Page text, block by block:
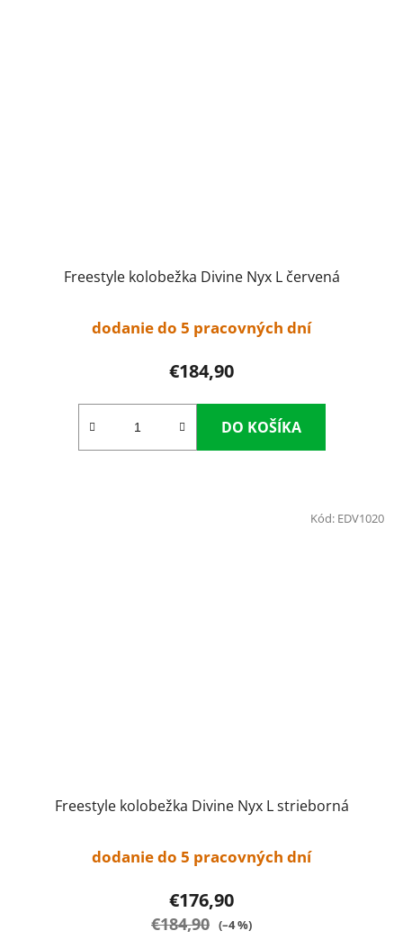
Freestyle kolobežka Divine Nyx L červená
dodanie do 5 pracovných dní
€184,90
DO KOŠÍKA
Freestyle kolobežka Divine Nyx L strieborná
dodanie do 5 pracovných dní
€176,90
€184,90 (–4 %)
Kód: EDV1020